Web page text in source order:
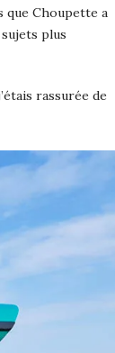
que Choupette a
plus
rassurée de